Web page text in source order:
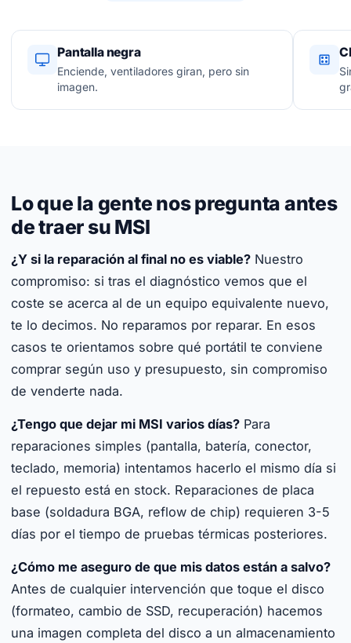
Pantalla negra
Enciende, ventiladores giran, pero sin
imagen.
Lo que la gente nos pregunta antes
de traer su MSI
¿Y si la reparación al final no es viable? Nuestro
compromiso: si tras el diagnóstico vemos que el
coste se acerca al de un equipo equivalente nuevo,
te lo decimos. No reparamos por reparar. En esos
casos te orientamos sobre qué portátil te conviene
comprar según uso y presupuesto, sin compromiso
de venderte nada.
¿Tengo que dejar mi MSI varios días? Para
reparaciones simples (pantalla, batería, conector,
teclado, memoria) intentamos hacerlo el mismo día si
el repuesto está en stock. Reparaciones de placa
base (soldadura BGA, reflow de chip) requieren 3-5
días por el tiempo de pruebas térmicas posteriores.
¿Cómo me aseguro de que mis datos están a salvo?
Antes de cualquier intervención que toque el disco
(formateo, cambio de SSD, recuperación) hacemos
una imagen completa del disco a un almacenamiento